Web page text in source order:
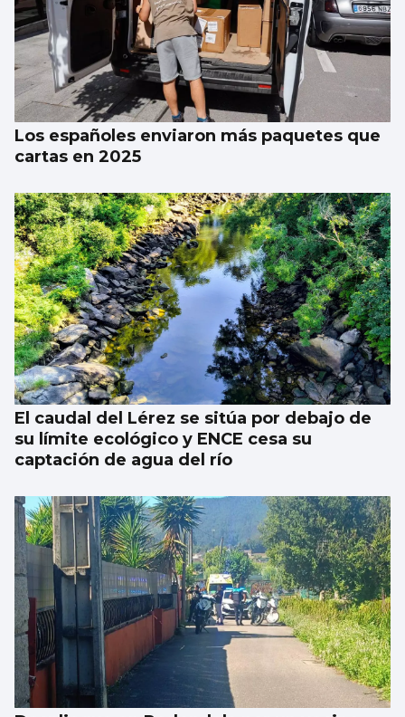
Juan de Castro: “No festival tentamos un
equilibrio entre calidade e informalidade”
Los españoles enviaron más paquetes que
cartas en 2025
El caudal del Lérez se sitúa por debajo de
su límite ecológico y ENCE cesa su
captación de agua del río